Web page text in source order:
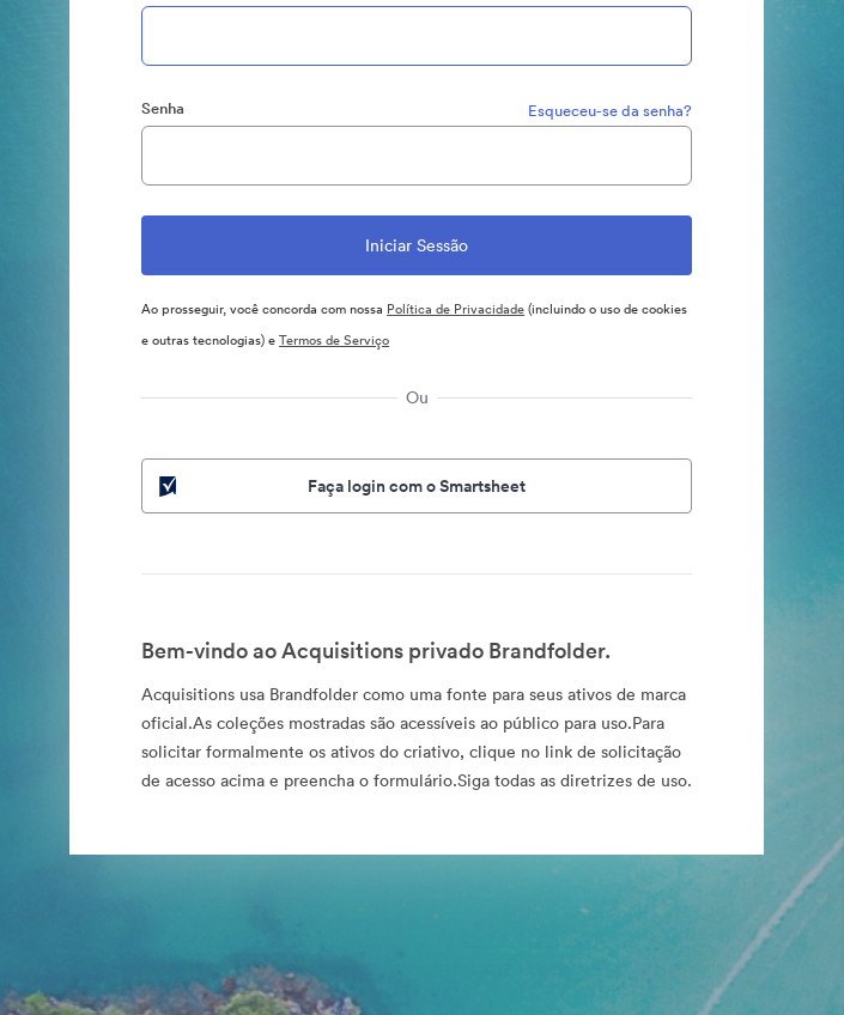
Senha Esqueceu-se da senha?
Ao prosseguir, você concorda com nossa Política de Privacidade(incluindo o uso de cookies
e outras tecnologias) eTermos de Serviço
Ou
Faça login com o Smartsheet
Bem-vindo ao Acquisitions privado Brandfolder.
Acquisitions usa Brandfolder como uma fonte para seus ativos de marca
oficial.As coleções mostradas são acessíveis ao público para uso.Para
solicitar formalmente os ativos do criativo, clique no link de solicitação
de acesso acima e preencha o formulário.Siga todas as diretrizes de uso.